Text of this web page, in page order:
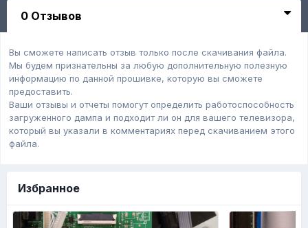
0 Отзывов
Вы сможете написать отзыв только после скачивания файла.
Мы будем признательны за любую дополнительную полезную
информацию по данной прошивке, которую вы сможете
предоставить.
Ваши отзывы и отчеты помогут определить работоспособность
загруженного дампa и подходит ли он для вашего телевизора,
который вы указали в комментариях перед скачиванием этого
файла.
Избранное